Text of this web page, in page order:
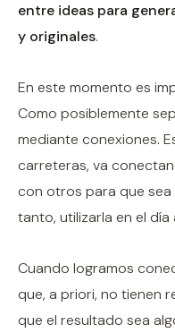
entre ideas para
y originales.
En este momento es
Como posiblemente
mediante conexiones.
carreteras, va
con otros para que sea
tanto, utilizarla en el día
Cuando logramos
que, a priori, no tienen
que el resultado sea